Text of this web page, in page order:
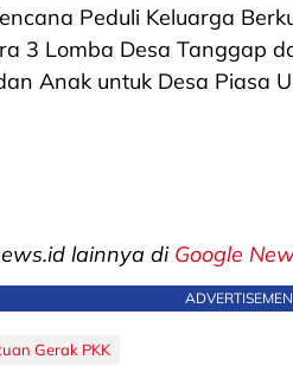
Peduli Keluarga
3 Lomba Desa Tanggap
Anak untuk Desa Piasa
lainnya di Google
Gerak PKK